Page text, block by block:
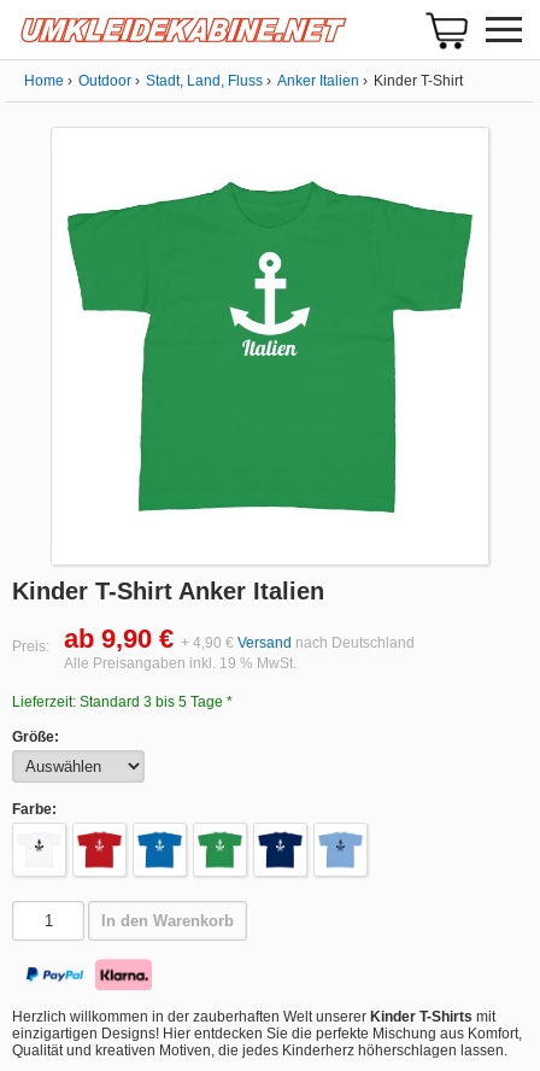
Home Outdoor Stadt, Land, Fluss Anker Italien Kinder T-Shirt
Kinder T-Shirt Anker Italien
Preis: ab 9,90 € + 4,90 € Versand nach Deutschland
Alle Preisangaben inkl. 19 % MwSt.
Lieferzeit: Standard 3 bis 5 Tage *
Größe:
Farbe:
In den Warenkorb
Herzlich willkommen in der zauberhaften Welt unserer Kinder T-Shirts mit
einzigartigen Designs! Hier entdecken Sie die perfekte Mischung aus Komfort,
Qualität und kreativen Motiven, die jedes Kinderherz höherschlagen lassen.